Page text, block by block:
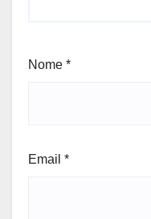
Nome *
Email *